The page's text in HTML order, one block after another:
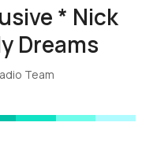
* Nick
Dreams
Team